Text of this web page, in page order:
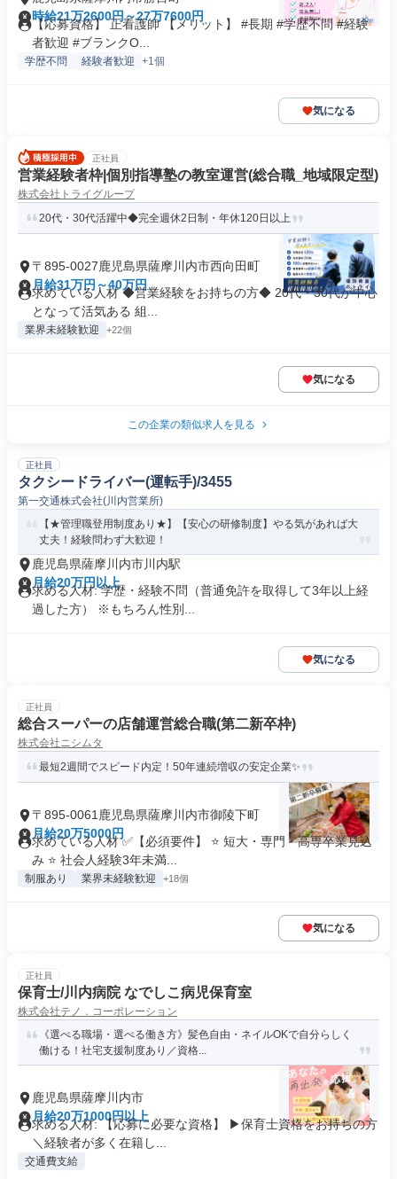
時給21万2600円～27万7600円
【応募資格】 正看護師 【メリット】 #長期 #学歴不問 #経験
者歓迎 #ブランクO...
学歴不問 経験者歓迎 +1個
気になる
正社員
営業経験者枠|個別指導塾の教室運営(総合職_地域限定型)
株式会社トライグループ
20代・30代活躍中◆完全週休2日制・年休120日以上
〒895-0027鹿児島県薩摩川内市西向田町
月給31万円～40万円
求めている人材 ◆営業経験をお持ちの方◆ 20代・30代が中心
となって活気ある 組...
業界未経験歓迎 +22個
気になる
この企業の類似求人を見る
正社員
タクシードライバー(運転手)/3455
第一交通株式会社(川内営業所)
【★管理職登用制度あり★】【安心の研修制度】やる気があれば大
丈夫！経験問わず大歓迎！
鹿児島県薩摩川内市川内駅
月給20万円以上
求める人材: 学歴・経験不問（普通免許を取得して3年以上経
過した方） ※もちろん性別...
気になる
正社員
総合スーパーの店舗運営総合職(第二新卒枠)
株式会社ニシムタ
最短2週間でスピード内定！50年連続増収の安定企業✨
〒895-0061鹿児島県薩摩川内市御陵下町
月給20万5000円
求めている人材 ✅【必須要件】 ⭐ 短大・専門・高専卒業見込
み ⭐ 社会人経験3年未満...
制服あり 業界未経験歓迎 +18個
気になる
正社員
保育士/川内病院 なでしこ病児保育室
株式会社テノ．コーポレーション
《選べる職場・選べる働き方》髪色自由・ネイルOKで自分らしく
働ける！社宅支援制度あり／資格...
鹿児島県薩摩川内市
月給20万1000円以上
求める人材: 【応募に必要な資格】 ▶保育士資格をお持ちの方
＼経験者が多く在籍し...
交通費支給